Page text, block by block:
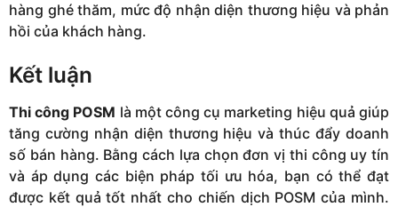
hàng ghé thăm, mức độ nhận diện thương hiệu và phản
hồi của khách hàng.
Kết luận
Thi công POSM là một công cụ marketing hiệu quả giúp
tăng cường nhận diện thương hiệu và thúc đẩy doanh
số bán hàng. Bằng cách lựa chọn đơn vị thi công uy tín
và áp dụng các biện pháp tối ưu hóa, bạn có thể đạt
được kết quả tốt nhất cho chiến dịch POSM của mình.